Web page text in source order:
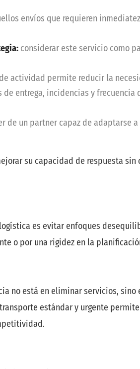
envíos que requieren
considerar este servicio como
actividad permite reducir la
entrega, incidencias y frecuencia
de un partner capaz de adaptarse
su capacidad de respuesta
es evitar enfoques
o por una rigidez en la
no está en eliminar servicios,
estándar y urgente